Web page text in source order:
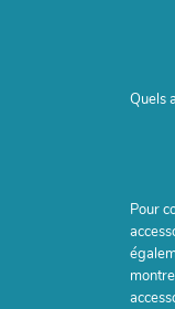
Quels
Pour